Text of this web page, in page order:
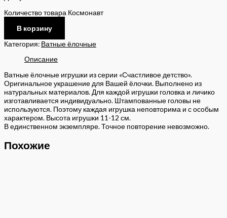
Количество товара Космонавт
В корзину
Категория: Ватные ёлочные
Описание
Ватные ёлочные игрушки из серии «Счастливое детство».
Оригинальное украшение для Вашей ёлочки. Выполнено из
натуральных материалов. Для каждой игрушки головка и личико
изготавливается индивидуально. Штампованные головы не
используются. Поэтому каждая игрушка неповторима и с особым
характером. Высота игрушки 11-12 см.
В единственном экземпляре. Точное повторение невозможно.
Похожие